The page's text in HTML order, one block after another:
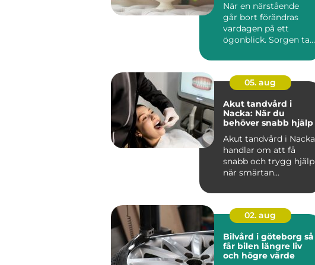
När en närstående
går bort förändras
vardagen på ett
ögonblick. Sorgen tar
mång...
05. aug
Akut tandvård i
Nacka: När du
behöver snabb hjälp
Akut tandvård i Nacka
handlar om att få
snabb och trygg hjälp
när smärtan...
02. aug
Bilvård i göteborg så
får bilen längre liv
och högre värde